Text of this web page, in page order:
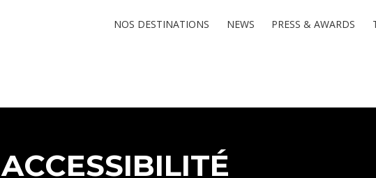
NOS DESTINATIONS NEWS PRESS & AWARDS
ACCESSIBILITÉ